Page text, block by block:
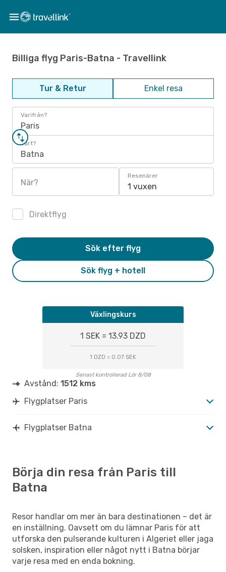
Billiga flyg Paris-Batna - Travellink
Tur & Retur Enkel resa
Varifrån?
Paris
Vart?
Batna
När?
Resenärer
1 vuxen
Direktflyg
Sök flyg + hotell
Sök efter flyg
Växlingskurs
1 SEK = 13.93 DZD
1 DZD = 0.07 SEK
Senast kontrollerad Lör 8/08
Avstånd: 1512 kms
Flygplatser Paris
Flygplatser Batna
Börja din resa från Paris till
Batna
Resor handlar om mer än bara destinationen – det är
en inställning. Oavsett om du lämnar Paris för att
utforska den pulserande kulturen i Algeriet eller jaga
solsken, inspiration eller något nytt i Batna börjar
varje resa med en enda bokning.